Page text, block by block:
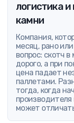
логистика
камни
Компания,
месяц, рано
вопрос: скотч
дорого, а при
цена падает
паллетами.
тогда, когда
может